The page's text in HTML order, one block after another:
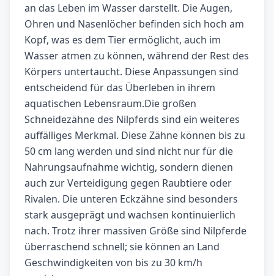
an das Leben im Wasser darstellt. Die Augen,
Ohren und Nasenlöcher befinden sich hoch am
Kopf, was es dem Tier ermöglicht, auch im
Wasser atmen zu können, während der Rest des
Körpers untertaucht. Diese Anpassungen sind
entscheidend für das Überleben in ihrem
aquatischen Lebensraum.Die großen
Schneidezähne des Nilpferds sind ein weiteres
auffälliges Merkmal. Diese Zähne können bis zu
50 cm lang werden und sind nicht nur für die
Nahrungsaufnahme wichtig, sondern dienen
auch zur Verteidigung gegen Raubtiere oder
Rivalen. Die unteren Eckzähne sind besonders
stark ausgeprägt und wachsen kontinuierlich
nach. Trotz ihrer massiven Größe sind Nilpferde
überraschend schnell; sie können an Land
Geschwindigkeiten von bis zu 30 km/h